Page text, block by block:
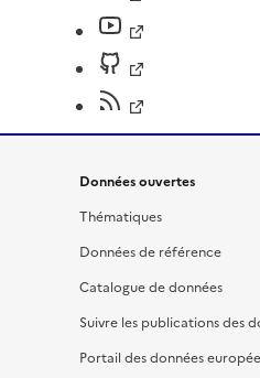
Données ouvertes
Thématiques
Données de référence
Catalogue de données
Suivre les publications des
Portail des données